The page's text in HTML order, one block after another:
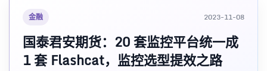
金融 2023-11-08
国泰君安期货：20 套监控平台统一成
1 套 Flashcat，监控选型提效之路